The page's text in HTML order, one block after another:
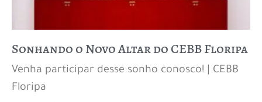
Sonhando o Novo Altar do CEBB Floripa
Venha participar desse sonho conosco! | CEBB
Floripa